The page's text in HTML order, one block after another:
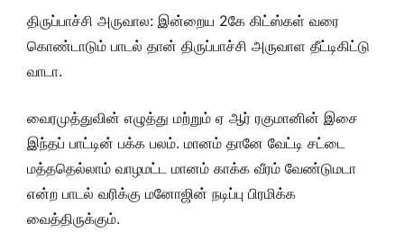
திருப்பாச்சி அருவால: இன்றைய 2கே கிட்ஸ்கள் வரை
கொண்டாடும் பாடல் தான் திருப்பாச்சி அருவாள தீட்டிகிட்டு
வாடா.
வைரமுத்துவின் எழுத்து மற்றும் ஏ ஆர் ரகுமானின் இசை
இந்தப் பாட்டின் பக்க பலம். மானம் தானே வேட்டி சட்டை
மத்ததெல்லாம் வாழமட்ட மானம் காக்க வீரம் வேண்டுமடா
என்ற பாடல் வரிக்கு மனோஜின் நடிப்பு பிரமிக்க
வைத்திருக்கும்.